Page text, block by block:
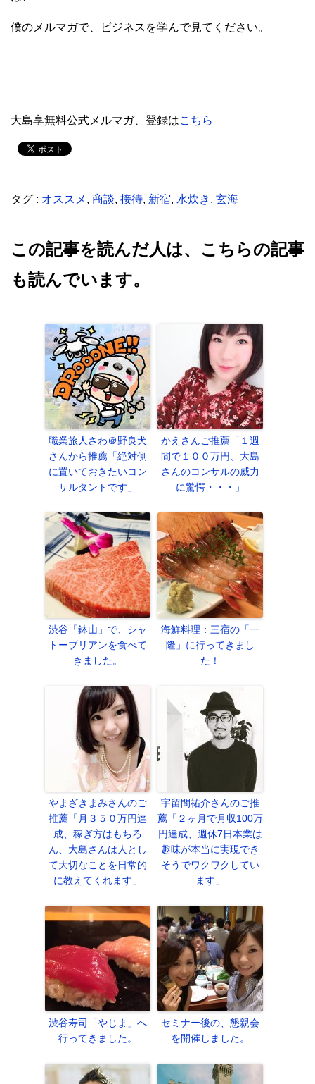
僕のメルマガで、ビジネスを学んで見てください。
大島享無料公式メルマガ、登録はこちら
タグ : オススメ , 商談, 接待, 新宿, 水炊き , 玄海
この記事を読んだ人は、こちらの記事
も読んでいます。
職業旅人さわ＠野良犬
さんから推薦「絶対側
に置いておきたいコン
サルタントです」
かえさんご推薦「１週
間で１００万円、大島
さんのコンサルの威力
に驚愕・・・」
渋谷「鉢山」で、シャ
トーブリアンを食べて
きました。
海鮮料理：三宿の「一
隆」に行ってきまし
た！
やまざきまみさんのご
推薦「月３５０万円達
成、稼ぎ方はもちろ
ん、大島さんは人とし
て大切なことを日常的
に教えてくれます」
宇留間祐介さんのご推
薦「２ヶ月で月収100万
円達成、週休7日本業は
趣味が本当に実現でき
そうでワクワクしてい
ます」
渋谷寿司「やじま」へ
行ってきました。
セミナー後の、懇親会
を開催しました。